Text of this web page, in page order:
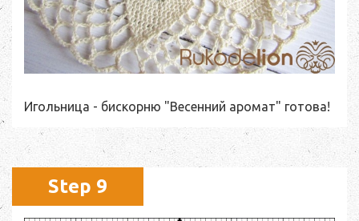
Игольница - бискорню "Весенний аромат" готова!
Step 9